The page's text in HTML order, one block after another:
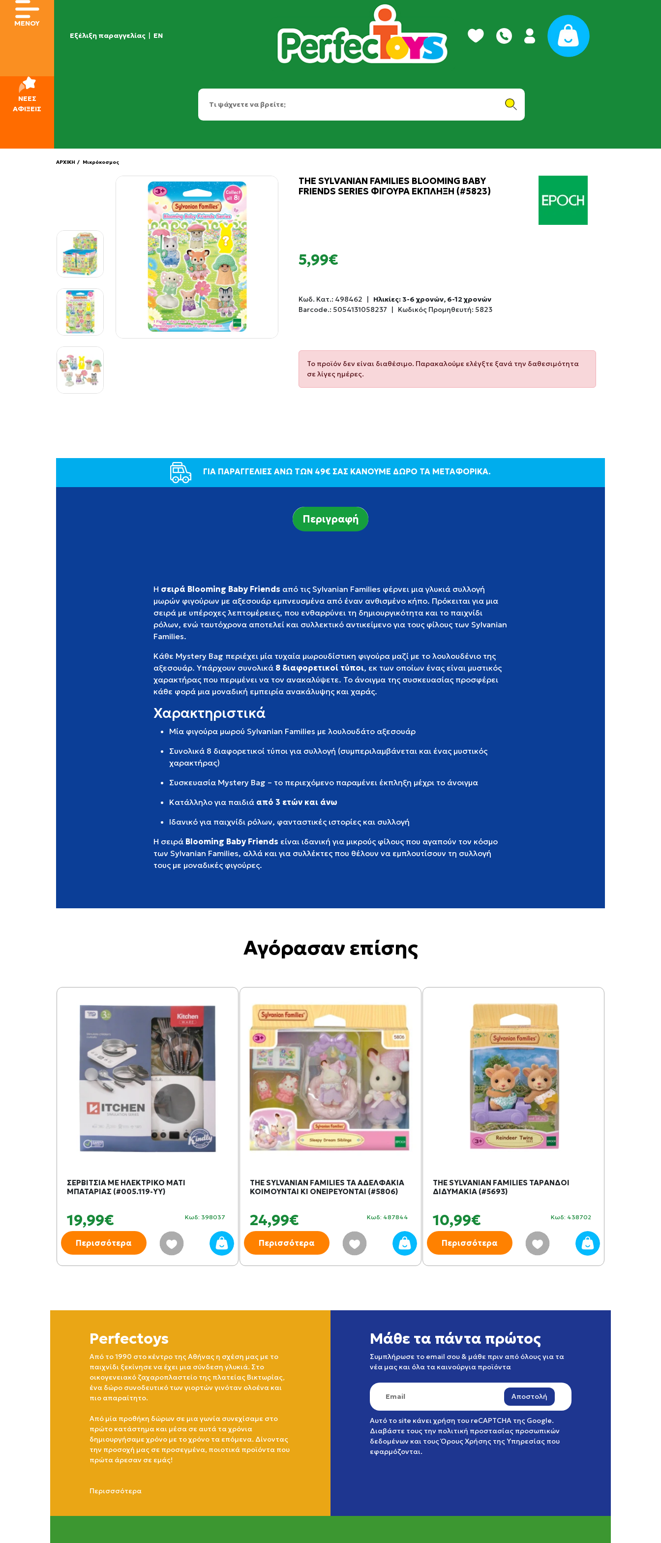
Εξέλιξη παραγγελίας | EN
ΜΕΝΟΥ
ΝΕΕΣ
ΑΦΙΞΕΙΣ
ΑΡΧΙΚΗ / Μικρόκοσμος
THE SYLVANIAN FAMILIES BLOOMING BABY
FRIENDS SERIES ΦΙΓΟΥΡΑ ΕΚΠΛΗΞΗ (#5823)
5,99€
Κωδ. Κατ.: 498462 |
Ηλικίες: 3-6 χρονών, 6-12 χρονών
Barcode.: 5054131058237 | Κωδικός Προμηθευτή: 5823
Το προϊόν δεν είναι διαθέσιμο. Παρακαλούμε ελέγξτε ξανά την δαθεσιμότητα
σε λίγες ημέρες.
ΓΙΑ ΠΑΡΑΓΓΕΛΙΕΣ ΑΝΩ ΤΩΝ 49€ ΣΑΣ ΚΑΝΟΥΜΕ ΔΩΡΟ ΤΑ ΜΕΤΑΦΟΡΙΚΑ.
Περιγραφή
Η σειρά Blooming Baby Friends από τις Sylvanian Families φέρνει μια γλυκιά συλλογή
μωρών φιγούρων με αξεσουάρ εμπνευσμένα από έναν ανθισμένο κήπο. Πρόκειται για μια
σειρά με υπέροχες λεπτομέρειες, που ενθαρρύνει τη δημιουργικότητα και το παιχνίδι
ρόλων, ενώ ταυτόχρονα αποτελεί και συλλεκτικό αντικείμενο για τους φίλους των Sylvanian
Families.
Κάθε Mystery Bag περιέχει μία τυχαία μωρουδίστικη φιγούρα μαζί με το λουλουδένιο της
αξεσουάρ. Υπάρχουν συνολικά 8 διαφορετικοί τύποι, εκ των οποίων ένας είναι μυστικός
χαρακτήρας που περιμένει να τον ανακαλύψετε. Το άνοιγμα της συσκευασίας προσφέρει
κάθε φορά μια μοναδική εμπειρία ανακάλυψης και χαράς.
Χαρακτηριστικά
Μία φιγούρα μωρού Sylvanian Families με λουλουδάτο αξεσουάρ
Συνολικά 8 διαφορετικοί τύποι για συλλογή (συμπεριλαμβάνεται και ένας μυστικός
χαρακτήρας)
Συσκευασία Mystery Bag – το περιεχόμενο παραμένει έκπληξη μέχρι το άνοιγμα
Κατάλληλο για παιδιά από 3 ετών και άνω
Ιδανικό για παιχνίδι ρόλων, φανταστικές ιστορίες και συλλογή
Η σειρά Blooming Baby Friends είναι ιδανική για μικρούς φίλους που αγαπούν τον κόσμο
των Sylvanian Families, αλλά και για συλλέκτες που θέλουν να εμπλουτίσουν τη συλλογή
τους με μοναδικές φιγούρες.
Αγόρασαν επίσης
ΣΕΡΒΙΤΣΙΑ ΜΕ ΗΛΕΚΤΡΙΚΟ ΜΑΤΙ
ΜΠΑΤΑΡΙΑΣ (#005.119-YY)
19,99€ Κωδ: 398037
Περισσότερα
THE SYLVANIAN FAMILIES ΤΑ ΑΔΕΛΦΑΚΙΑ
ΚΟΙΜΟΥΝΤΑΙ ΚΙ ΟΝΕΙΡΕΥΟΝΤΑΙ (#5806)
24,99€ Κωδ: 487844
Περισσότερα
THE SYLVANIAN FAMILIES ΤΑΡΑΝΔΟΙ
ΔΙΔΥΜΑΚΙΑ (#5693)
10,99€ Κωδ: 438702
Περισσότερα
Perfectoys
Από το 1990 στο κέντρο της Αθήνας η σχέση μας με το
παιχνίδι ξεκίνησε να έχει μια σύνδεση γλυκιά. Στο
οικογενειακό ζαχαροπλαστείο της πλατείας Βικτωρίας,
ένα δώρο συνοδευτικό των γιορτών γινόταν ολοένα και
πιο απαραίτητο.
Από μία προθήκη δώρων σε μια γωνία συνεχίσαμε στο
πρώτο κατάστημα και μέσα σε αυτά τα χρόνια
δημιουργήσαμε χρόνο με το χρόνο τα επόμενα. Δίνοντας
την προσοχή μας σε προσεγμένα, ποιοτικά προϊόντα που
πρώτα άρεσαν σε εμάς!
Περισσσότερα
Μάθε τα πάντα πρώτος
Συμπλήρωσε το email σου & μάθε πριν από όλους για τα
νέα μας και όλα τα καινούργια προϊόντα
Αποστολή
Αυτό το site κάνει χρήση του reCAPTCHA της Google.
Διαβάστε τους την πολιτική προστασίας προσωπικών
δεδομένων και τουςΌρους Χρήσης της Υπηρεσίας που
εφαρμόζονται.